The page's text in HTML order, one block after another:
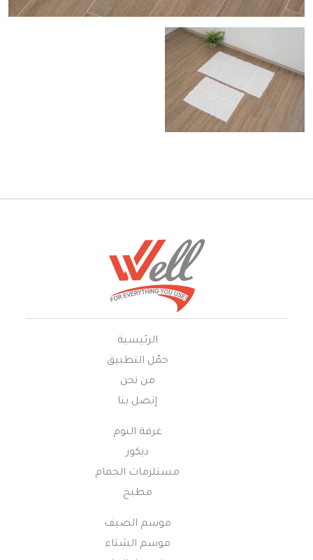
الرئيسية
حمّل التطبيق
من نحن
إتصل بنا
غرفة النوم
ديكور
مستلزمات الحمام
مطبخ
موسم الصيف
موسم الشتاء